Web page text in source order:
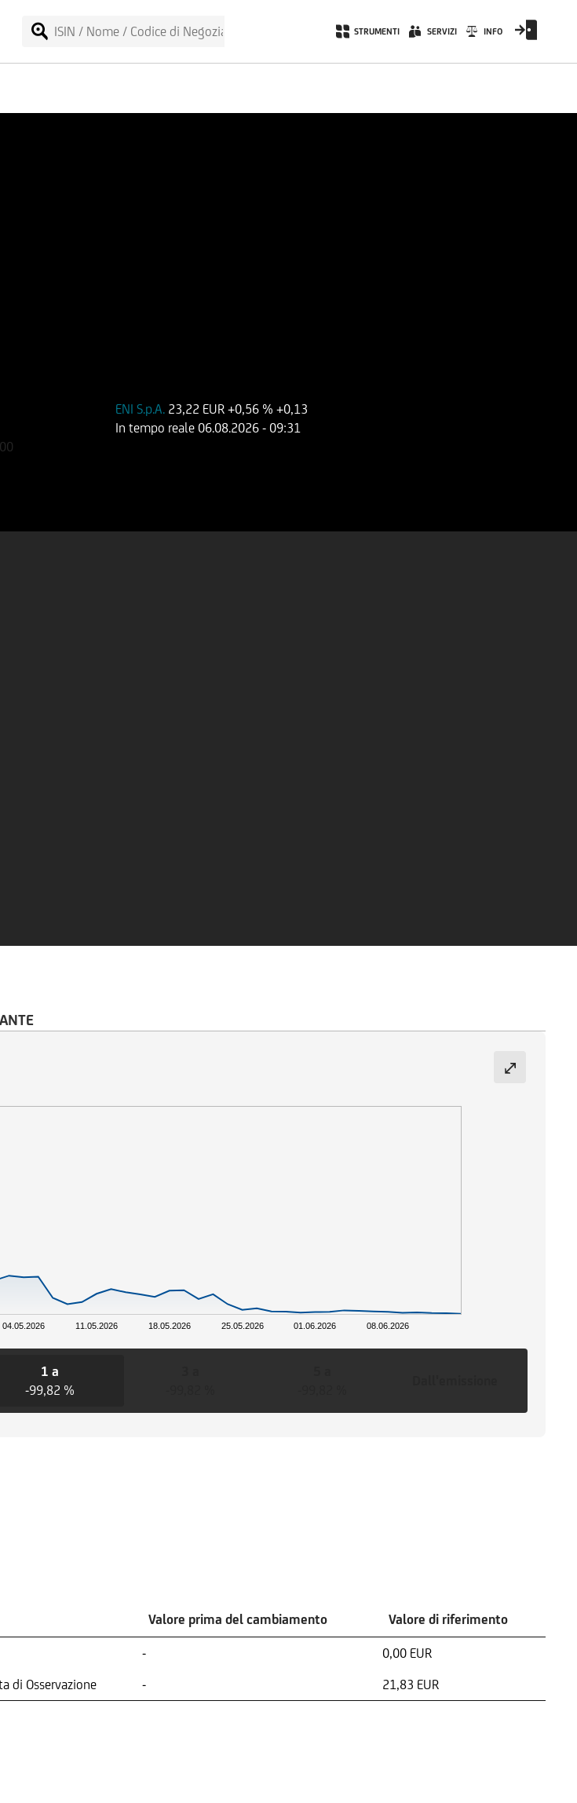
STRUMENTI SERVIZI INFO
ENI S.p.A. 23,22 EUR +0,56 %+0,13
In tempo reale 06.08.2026 - 09:31
04.05.2026 11.05.2026 18.05.2026 25.05.2026 01.06.2026 08.06.2026
1 a
-99,82 %
Valore prima del cambiamento Valore di riferimento
-
0,00 EUR
di Osservazione - 21,83 EUR